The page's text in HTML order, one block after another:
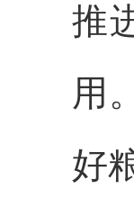
推
用
好